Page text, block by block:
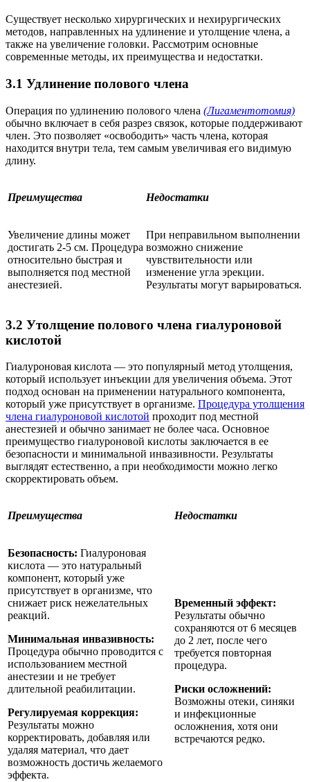
Существует несколько хирургических и нехирургических
методов, направленных на удлинение и утолщение члена, а
также на увеличение головки. Рассмотрим основные
современные методы, их преимущества и недостатки.
3.1 Удлинение полового члена
Операция по удлинению полового члена (Лигаментотомия)
обычно включает в себя разрез связок, которые поддерживают
член. Это позволяет «освободить» часть члена, которая
находится внутри тела, тем самым увеличивая его видимую
длину.
Преимущества Недостатки
Увеличение длины может
достигать 2-5 см. Процедура
относительно быстрая и
выполняется под местной
анестезией.
При неправильном выполнении
возможно снижение
чувствительности или
изменение угла эрекции.
Результаты могут варьироваться.
3.2 Утолщение полового члена гиалуроновой
кислотой
Гиалуроновая кислота — это популярный метод утолщения,
который использует инъекции для увеличения объема. Этот
подход основан на применении натурального компонента,
который уже присутствует в организме. Процедура утолщения
члена гиалуроновой кислотой проходит под местной
анестезией и обычно занимает не более часа. Основное
преимущество гиалуроновой кислоты заключается в ее
безопасности и минимальной инвазивности. Результаты
выглядят естественно, а при необходимости можно легко
скорректировать объем.
Преимущества Недостатки
Безопасность: Гиалуроновая
кислота — это натуральный
компонент, который уже
присутствует в организме, что
снижает риск нежелательных
реакций.
Минимальная инвазивность:
Процедура обычно проводится с
использованием местной
анестезии и не требует
длительной реабилитации.
Регулируемая коррекция:
Результаты можно
корректировать, добавляя или
удаляя материал, что дает
возможность достичь желаемого
эффекта.
Временный эффект:
Результаты обычно
сохраняются от 6 месяцев
до 2 лет, после чего
требуется повторная
процедура.
Риски осложнений:
Возможны отеки, синяки
и инфекционные
осложнения, хотя они
встречаются редко.